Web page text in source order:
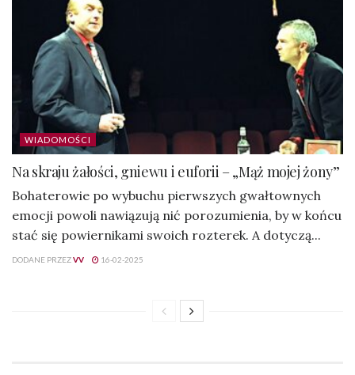
WIADOMOŚCI
Na skraju żałości, gniewu i euforii – „Mąż mojej żony”
Bohaterowie po wybuchu pierwszych gwałtownych
emocji powoli nawiązują nić porozumienia, by w końcu
stać się powiernikami swoich rozterek. A dotyczą...
DODANE PRZEZVV 16-02-2025